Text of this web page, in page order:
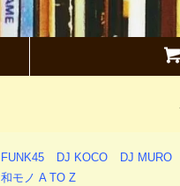
FUNK45 DJ KOCO DJ MURO
和モノ A TO Z